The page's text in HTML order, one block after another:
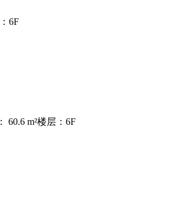
6F
60.6 m²楼层：6F